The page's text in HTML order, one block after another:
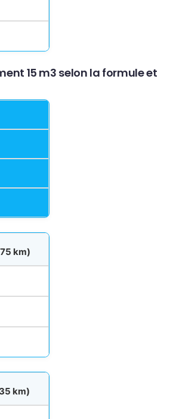
15 m3 selon la formule et
km)
km)